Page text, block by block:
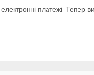
електронні платежі. Тепер